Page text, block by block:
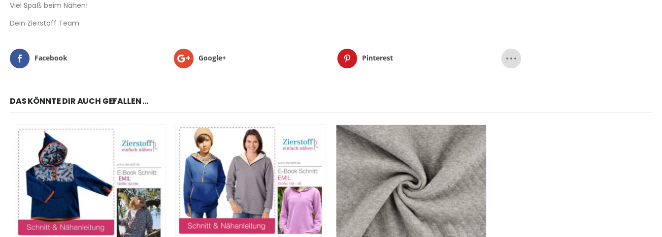
Viel Spaß beim Nähen!
Dein Zierstoff Team
Facebook Google+ Pinterest
DAS KÖNNTE DIR AUCH GEFALLEN …